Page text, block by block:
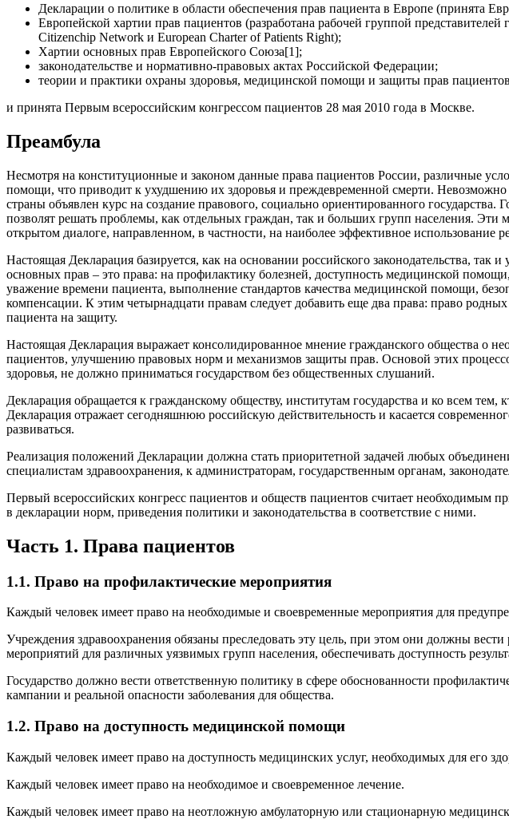
Декларации о политике в области обеспечения прав пациента в Европе (принята
Европейской хартии прав пациентов (разработана рабочей группой
Citizenchip Network и European Charter of Patients Right);
Хартии основных прав Европейского Союза[1];
законодательстве и нормативно-правовых актах Российской Федерации;
теории и практики охраны здоровья, медицинской помощи и защиты прав
и принята Первым всероссийским конгрессом пациентов 28 мая 2010 года в Москве.
Преамбула
Несмотря на конституционные и законом данные права пациентов России, различные
помощи, что приводит к ухудшению их здоровья и преждевременной смерти. Невозможно
страны объявлен курс на создание правового, социально ориентированного
позволят решать проблемы, как отдельных граждан, так и больших групп населения.
открытом диалоге, направленном, в частности, на наиболее эффективное использование
Настоящая Декларация базируется, как на основании российского законодательства,
основных прав – это права: на профилактику болезней, доступность медицинской
уважение времени пациента, выполнение стандартов качества медицинской помощи,
компенсации. К этим четырнадцати правам следует добавить еще два права: право
пациента на защиту.
Настоящая Декларация выражает консолидированное мнение гражданского общества о
пациентов, улучшению правовых норм и механизмов защиты прав. Основой этих
здоровья, не должно приниматься государством без общественных слушаний.
Декларация обращается к гражданскому обществу, институтам государства и ко всем
Декларация отражает сегодняшнюю российскую действительность и касается
развиваться.
Реализация положений Декларации должна стать приоритетной задачей любых
специалистам здравоохранения, к администраторам, государственным органам,
Первый всероссийских конгресс пациентов и обществ пациентов считает необходимым
в декларации норм, приведения политики и законодательства в соответствие с ними.
Часть 1. Права пациентов
1.1. Право на профилактические мероприятия
Каждый человек имеет право на необходимые и своевременные мероприятия для
Учреждения здравоохранения обязаны преследовать эту цель, при этом они должны
мероприятий для различных уязвимых групп населения, обеспечивать доступность
Государство должно вести ответственную политику в сфере обоснованности
кампании и реальной опасности заболевания для общества.
1.2. Право на доступность медицинской помощи
Каждый человек имеет право на доступность медицинских услуг, необходимых для его
Каждый человек имеет право на необходимое и своевременное лечение.
Каждый человек имеет право на неотложную амбулаторную или стационарную